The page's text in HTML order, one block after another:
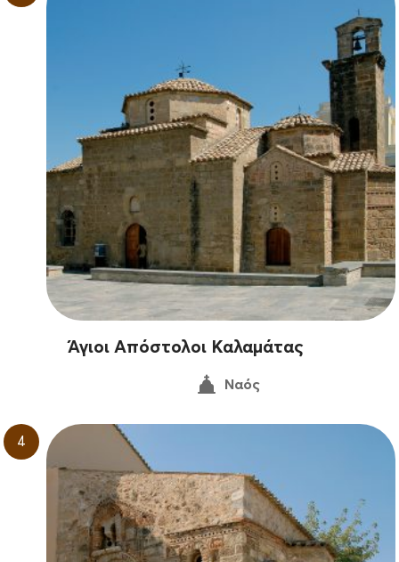
Άγιοι Απόστολοι Καλαμάτας
Ναός
4